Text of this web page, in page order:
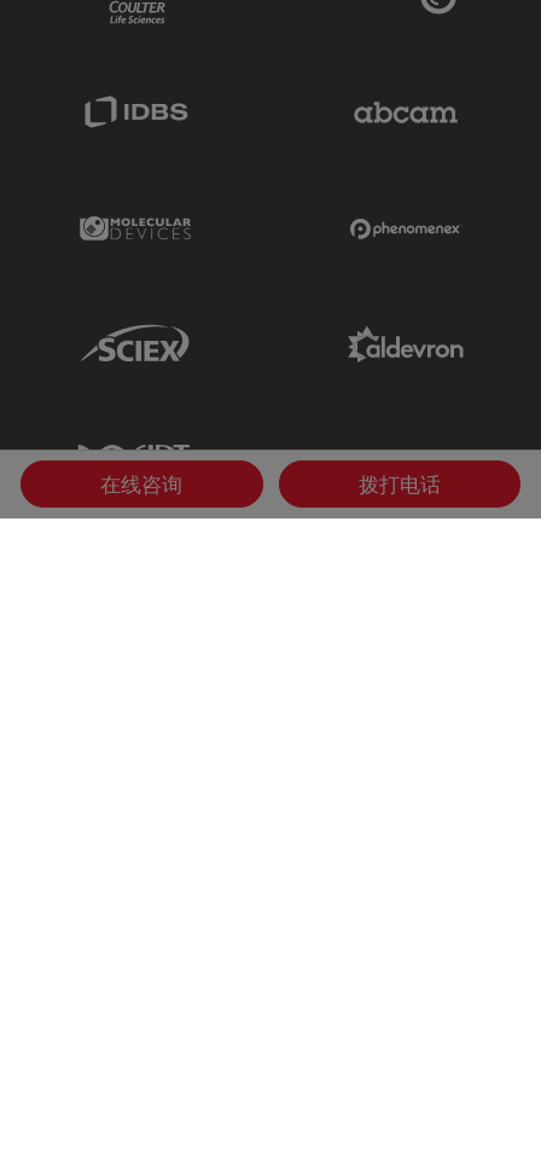
Molecular Devices Link
Sciex Link
IDT Link
在线咨询 拨打电话